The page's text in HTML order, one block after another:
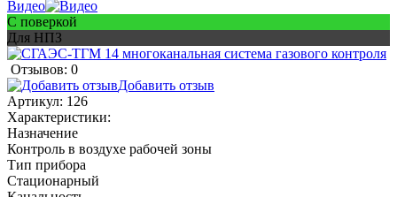
Видео
С поверкой
Для НПЗ
Отзывов: 0
Добавить отзыв
Артикул: 126
Характеристики:
Назначение
Контроль в воздухе рабочей зоны
Тип прибора
Стационарный